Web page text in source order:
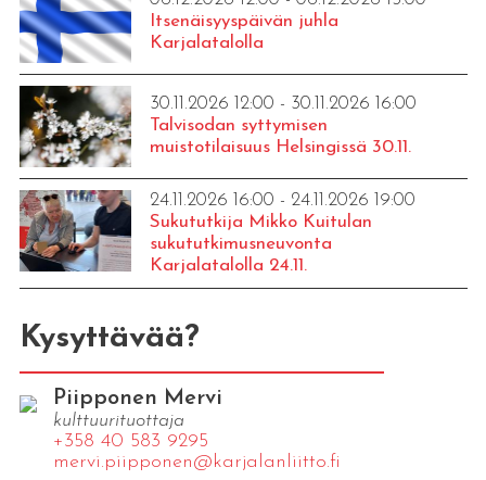
Itsenäisyyspäivän juhla
Karjalatalolla
30.11.2026 12:00 - 30.11.2026 16:00
Talvisodan syttymisen
muistotilaisuus Helsingissä 30.11.
24.11.2026 16:00 - 24.11.2026 19:00
Sukututkija Mikko Kuitulan
sukututkimusneuvonta
Karjalatalolla 24.11.
Kysyttävää?
Piipponen Mervi
kulttuurituottaja
+358 40 583 9295
mervi.​piipponen@​kar​jala​nlii​tto.​fi